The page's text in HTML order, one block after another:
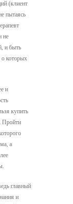
(клиент
пытаясь
не
и быть
о которых
и
купить
Пройти
а
главный
и